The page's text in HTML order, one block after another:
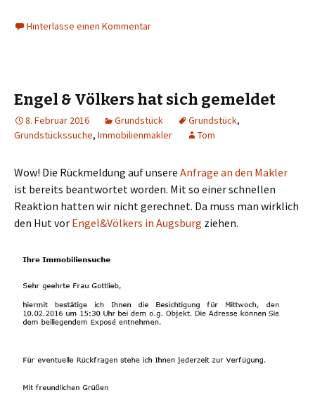
Hinterlasse einen Kommentar
Engel & Völkers hat sich gemeldet
8. Februar 2016 Grundstück Grundstück,
Grundstückssuche, Immobilienmakler Tom
Wow! Die Rückmeldung auf unsere Anfrage an den Makler
ist bereits beantwortet worden. Mit so einer schnellen
Reaktion hatten wir nicht gerechnet. Da muss man wirklich
den Hut vor Engel&Völkers in Augsburg ziehen.